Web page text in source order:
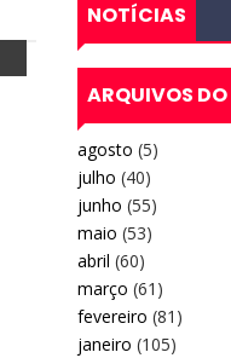
NOTÍCIAS
ARQUIVOS DO
agosto (5)
julho (40)
junho (55)
maio (53)
abril (60)
março (61)
fevereiro (81)
janeiro (105)